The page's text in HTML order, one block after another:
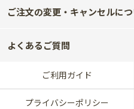
ご注文の変更・キャンセルに
よくあるご質問
ご利用ガイド
プライバシーポリシー